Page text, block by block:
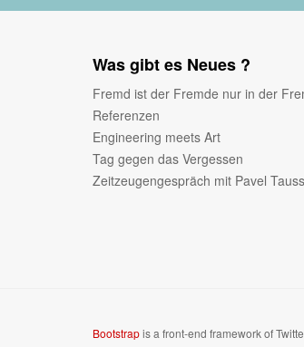
Was gibt es Neues ?
Fremd ist der Fremde nur in der
Referenzen
Engineering meets Art
Tag gegen das Vergessen
Zeitzeugengespräch mit Pavel
Bootstrapis a front-end framework of